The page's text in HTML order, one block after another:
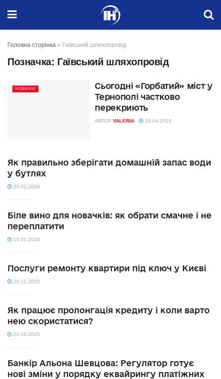
Головна сторінка » Гаївський шляхопровід
Позначка: Гаївський шляхопровід
НОВИНИ
Сьогодні «Горбатий» міст у
Тернополі частково
перекриють
АВТОР VALERIA 18.04.2019
Як правильно зберігати домашній запас води
у бутлях
20.02.2026
Біле вино для новачків: як обрати смачне і не
переплатити
15.01.2026
Послуги ремонту квартири під ключ у Києві
26.11.2025
Як працює пролонгація кредиту і коли варто
нею скористатися?
20.06.2025
Банкір Альона Шевцова: Регулятор готує
нові зміни у порядку еквайрингу платіжних